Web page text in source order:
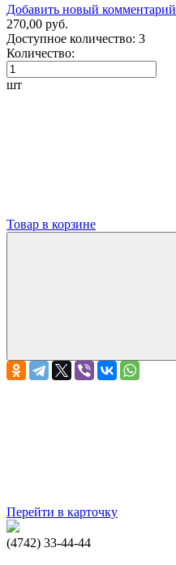
Добавить новый комментарий
270,00 руб.
Доступное количество: 3
Количество:
шт
Товар в корзине
Перейти в карточку
(4742) 33-44-44